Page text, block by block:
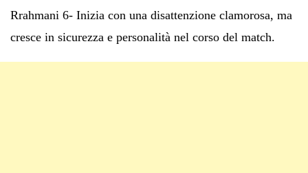
Rrahmani 6- Inizia con una disattenzione clamorosa, ma
cresce in sicurezza e personalità nel corso del match.